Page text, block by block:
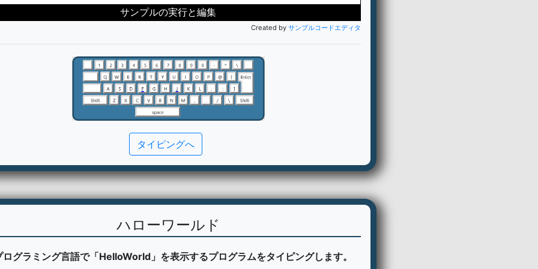
Created by サンプルコードエディタ
タイピングへ
ハローワールド
ログラミング言語で「HelloWorld」を表示するプログラムをタイピングします。